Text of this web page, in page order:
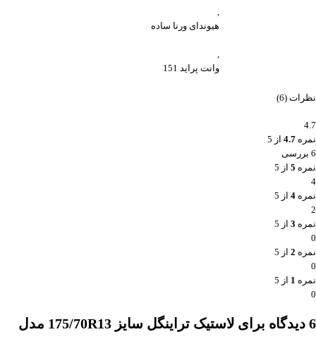
,
هیوندای ورنا ساده
,
وانت پراید 151
نظرات (6)
4.7
نمره 4.7 از 5
6 بررسی
نمره 5 از 5
4
نمره 4 از 5
2
نمره 3 از 5
0
نمره 2 از 5
0
نمره 1 از 5
0
6 دیدگاه برای
لاستیک تراینگل سایز 175/70R13 مدل